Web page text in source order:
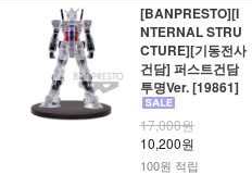
[BANPRESTO][I
NTERNAL STRU
CTURE][기동전사
건담] 퍼스트건담
투명Ver. [19861]
17,000원
10,200원
100원 적립